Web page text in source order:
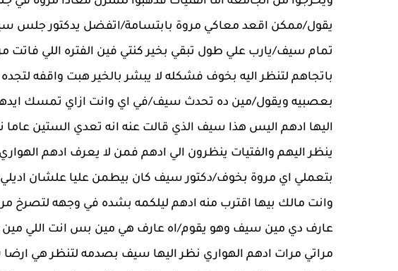
يقول/ممكن اقعد معاكي مروة بابتسامة/اتفضل يدكتور جلس
تمام سيف/يارب علي طول تبقي بخير كنتي فين الفتره اللي فاتت
باتجاهم لتنظر اليه بخوف فشكله لا يبشر بالخير هبت واقفه
بعصبيه ويقول/مين ده تحدث سيف/في اي وانت ازاي تمسك
اليها ادهم اليس هذا سيف الذي قالت عنه انه تعدي الستين
ينظر اليهم والفتيات ينظرون الي ادهم فمن لا يعرف ادهم
بتعملي اي مروة بخوف/دكتور سيف كان بيطمن عليا علشان
وانت مالك بيها اقترب منه ادهم ليلكمه بشده في وجهه لتصرخ
عارف دي مين سيف وهو يقوم/اه عارف هي مين بس انت اللي
مراتي مرات ادهم الهواري نظر اليها سيف بصدمه لتنظر هي